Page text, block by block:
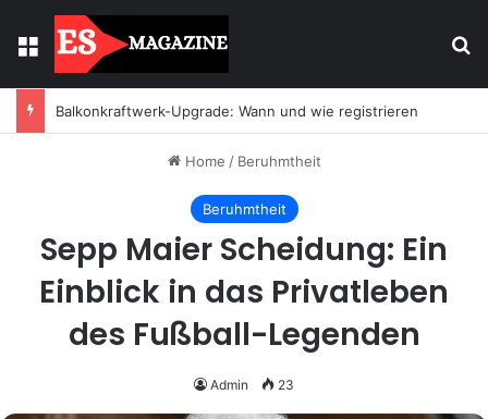
Menu
Balkonkraftwerk-Upgrade: Wann und wie registrieren
Home / Beruhmtheit
Beruhmtheit
Sepp Maier Scheidung: Ein
Einblick in das Privatleben
des Fußball-Legenden
Admin 23